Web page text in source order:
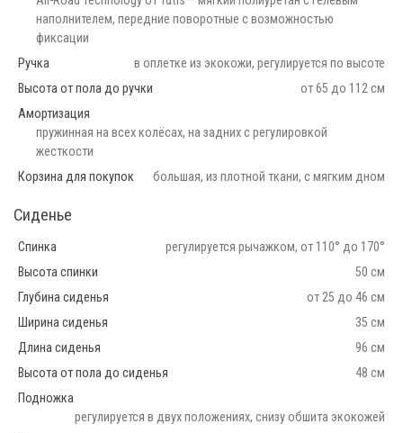
наполнителем, передние поворотные с возможностью
фиксации
Ручка
в оплетке из экокожи, регулируется по высоте
Высота от пола до ручки
от 65 до 112 см
Амортизация
пружинная на всех колёсах, на задних с регулировкой
жесткости
Корзина для покупок
большая, из плотной ткани, с мягким дном
Сиденье
Спинка
регулируется рычажком, от 110° до 170°
Высота спинки
50 см
Глубина сиденья
от 25 до 46 см
Ширина сиденья
35 см
Длина сиденья
96 см
Высота от пола до сиденья
48 см
Подножка
регулируется в двух положениях, снизу обшита экокожей